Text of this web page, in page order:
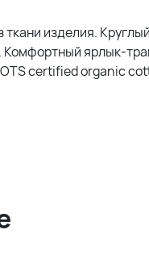
изделия.
ярлык-
certified organic